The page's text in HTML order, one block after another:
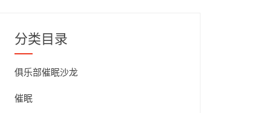
期
分类目录
俱乐部催眠沙龙
催眠